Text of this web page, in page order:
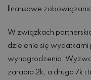
finansowe
W związkach
dzielenie się
wynagrodzenia.
zarabia 2k, a druga 7k i